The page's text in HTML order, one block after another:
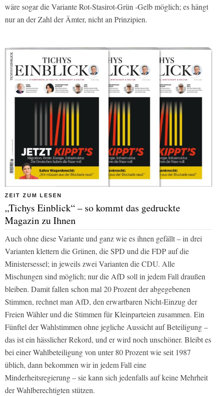
wäre sogar die Variante Rot-Stasirot-Grün -Gelb möglich; es hängt
nur an der Zahl der Ämter, nicht an Prinzipien.
ZEIT ZUM LESEN
„Tichys Einblick“ – so kommt das gedruckte
Magazin zu Ihnen
Auch ohne diese Variante und ganz wie es ihnen gefällt – in drei
Varianten klettern die Grünen, die SPD und die FDP auf die
Ministersessel; in jeweils zwei Varianten die CDU. Alle
Mischungen sind möglich; nur die AfD soll in jedem Fall draußen
bleiben. Damit fallen schon mal 20 Prozent der abgegebenen
Stimmen, rechnet man AfD, den erwartbaren Nicht-Einzug der
Freien Wähler und die Stimmen für Kleinparteien zusammen. Ein
Fünftel der Wahlstimmen ohne jegliche Aussicht auf Beteiligung –
das ist ein hässlicher Rekord, und er wird noch unschöner. Bleibt es
bei einer Wahlbeteiligung von unter 80 Prozent wie seit 1987
üblich, dann bekommen wir in jedem Fall eine
Minderheitsregierung – sie kann sich jedenfalls auf keine Mehrheit
der Wahlberechtigten stützen.